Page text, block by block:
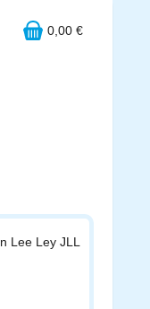
auf dem
0,00 €